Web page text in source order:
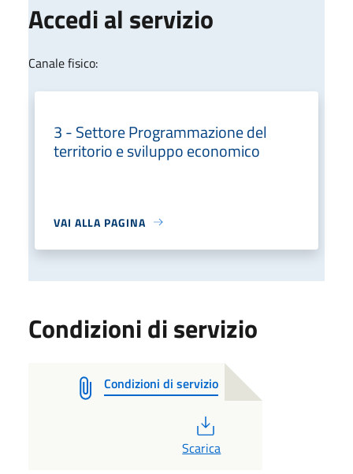
Accedi al servizio
Canale fisico:
3 - Settore Programmazione del
territorio e sviluppo economico
VAI ALLA PAGINA
Condizioni di servizio
Condizioni di servizio
Scarica